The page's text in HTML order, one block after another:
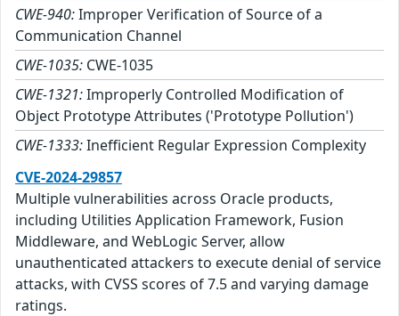
CWE-940:Improper Verification of Source of a
Communication Channel
CWE-1035: CWE-1035
CWE-1321:Improperly Controlled Modification of
Object Prototype Attributes ('Prototype Pollution')
CWE-1333:Inefficient Regular Expression Complexity
CVE-2024-29857
Multiple vulnerabilities across Oracle products,
including Utilities Application Framework, Fusion
Middleware, and WebLogic Server, allow
unauthenticated attackers to execute denial of service
attacks, with CVSS scores of 7.5 and varying damage
ratings.